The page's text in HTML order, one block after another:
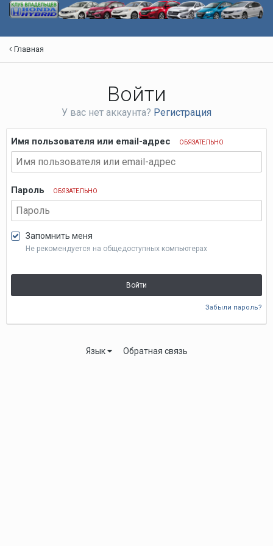
Главная
Войти
У вас нет аккаунта? Регистрация
Имя пользователя или email-адрес ОБЯЗАТЕЛЬНО
Пароль ОБЯЗАТЕЛЬНО
Запомнить меня
Не рекомендуется на общедоступных компьютерах
Войти
Забыли пароль?
Язык Обратная связь